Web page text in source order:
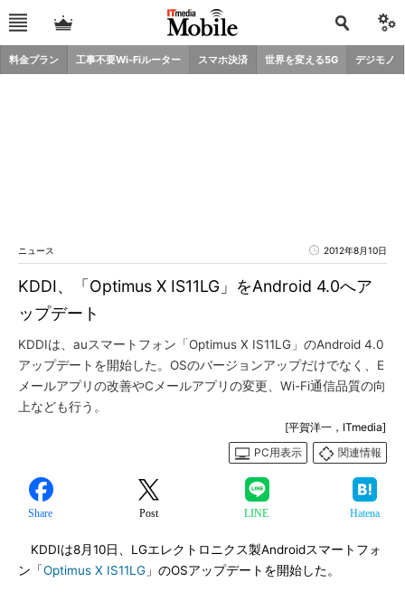
料金プラン 工事不要Wi-Fiルーター スマホ決済 世界を変える5G デジモノ
ニュース 2012年8月10日
KDDI、「Optimus X IS11LG」をAndroid 4.0へア
ップデート
KDDIは、auスマートフォン「Optimus X IS11LG」のAndroid 4.0
アップデートを開始した。OSのバージョンアップだけでなく、E
メールアプリの改善やCメールアプリの変更、Wi-Fi通信品質の向
上なども行う。
[平賀洋一，ITmedia]
PC用表示
関連情報
Share Post LINE Hatena
KDDIは8月10日、LGエレクトロニクス製Androidスマートフォ
ン「Optimus X IS11LG 」のOSアップデートを開始した。